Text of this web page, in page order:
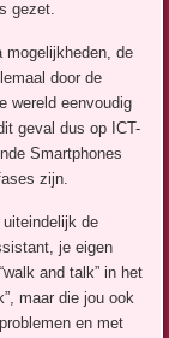
gezet.
mogelijkheden, de
door de
wereld eenvoudig
geval dus op ICT-
Smartphones
zijn.
de
je eigen
and talk” in het
maar die jou ook
en met